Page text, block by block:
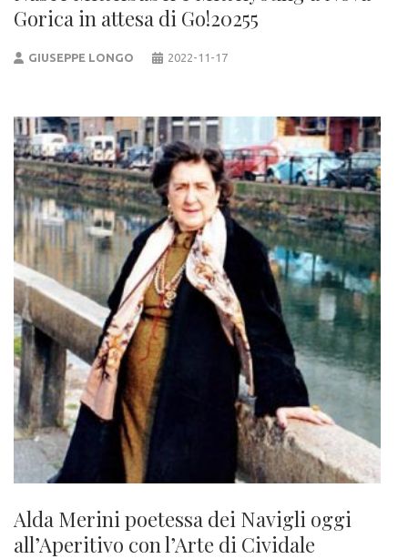
Gorica in attesa di Go!20255
GIUSEPPE LONGO 2022-11-17
Alda Merini poetessa dei Navigli oggi
all’Aperitivo con l’Arte di Cividale